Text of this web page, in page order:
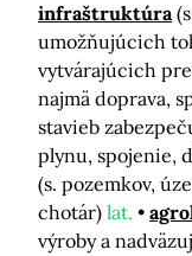
infraštruktúra
umožňujúcich
vytvárajúcich
najmä doprava,
stavieb
plynu, spojenie,
(s. pozemkov,
chotár) lat.
výroby a